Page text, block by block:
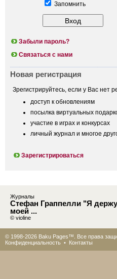
Запомнить
Забыли пароль?
Связаться с нами
Новая регистрация
Зрегистрируйтесь, если у Вас нет
доступ к обновлениям
посылка виртуальных
участие в играх и конкурсах
личный журнал и многое
Зарегистрироваться
Журналы
Стефан Граппелли "Я держу
моей ...
© violine
© 1998-2026 Baku Pages™. Все права
Конфиденциальность • Контакты